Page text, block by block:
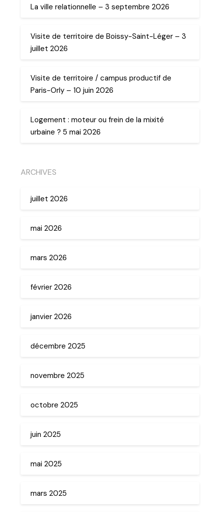
La ville relationnelle – 3 septembre 2026
Visite de territoire de Boissy-Saint-Léger – 3
juillet 2026
Visite de territoire / campus productif de
Paris-Orly – 10 juin 2026
Logement : moteur ou frein de la mixité
urbaine ? 5 mai 2026
ARCHIVES
juillet 2026
mai 2026
mars 2026
février 2026
janvier 2026
décembre 2025
novembre 2025
octobre 2025
juin 2025
mai 2025
mars 2025